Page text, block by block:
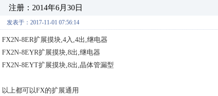
注册：2014年6月30日
发表于：2017-11-01 07:56:14
FX2N-8ER扩展摸块,4入,4出,继电器
FX2N-8EYR扩展摸块,8出,继电器
FX2N-8EYT扩展摸块,8出,晶体管漏型
以上都可以FX的扩展通用